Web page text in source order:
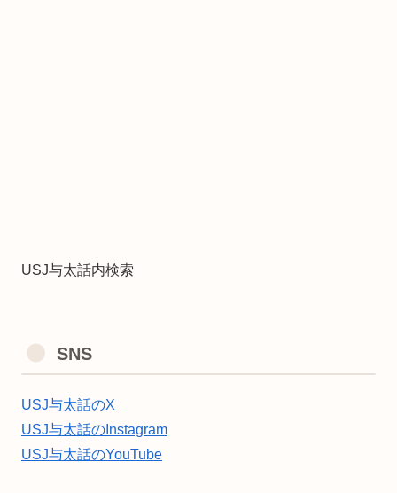
USJ与太話内検索
SNS
USJ与太話のX
USJ与太話のInstagram
USJ与太話のYouTube